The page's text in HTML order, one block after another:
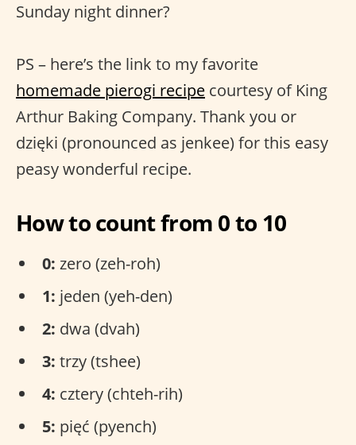
Sunday night dinner?
PS – here’s the link to my favorite
homemade pierogi recipe courtesy of King
Arthur Baking Company. Thank you or
dzięki (pronounced as jenkee) for this easy
peasy wonderful recipe.
How to count from 0 to 10
0: zero (zeh-roh)
1: jeden (yeh-den)
2: dwa (dvah)
3: trzy (tshee)
4: cztery (chteh-rih)
5: pięć (pyench)